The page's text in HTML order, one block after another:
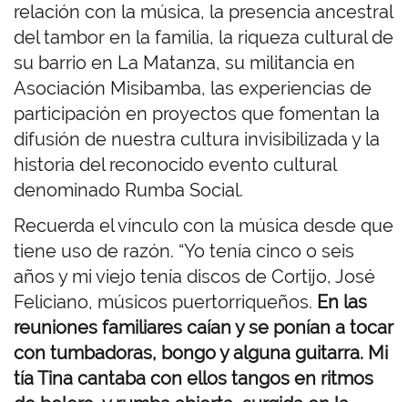
relación con la música, la presencia ancestral
del tambor en la familia, la riqueza cultural de
su barrio en La Matanza, su militancia en
Asociación Misibamba, las experiencias de
participación en proyectos que fomentan la
difusión de nuestra cultura invisibilizada y la
historia del reconocido evento cultural
denominado Rumba Social.
Recuerda el vínculo con la música desde que
tiene uso de razón. “Yo tenía cinco o seis
años y mi viejo tenía discos de Cortijo, José
Feliciano, músicos puertorriqueños. En las
reuniones familiares caían y se ponían a tocar
con tumbadoras, bongo y alguna guitarra. Mi
tía Tina cantaba con ellos tangos en ritmos